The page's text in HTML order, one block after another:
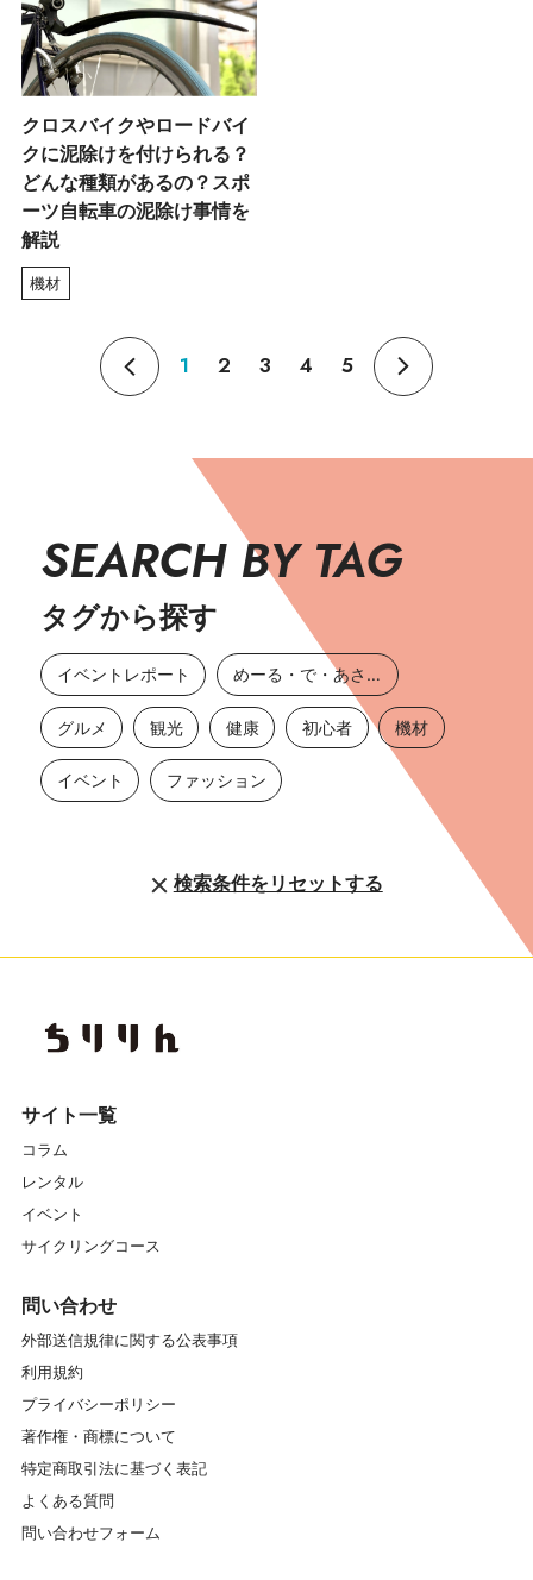
クロスバイクやロードバイ
クに泥除けを付けられる？
どんな種類があるの？スポ
ーツ自転車の泥除け事情を
解説
機材
1 2 3 4 5
SEARCH BY TAG
タグから探す
イベントレポート めーる・で・あさひ
グルメ 観光 健康 初心者 機材
イベント ファッション
検索条件をリセットする
サイト一覧
コラム
レンタル
イベント
サイクリングコース
問い合わせ
外部送信規律に関する公表事項
利用規約
プライバシーポリシー
著作権・商標について
特定商取引法に基づく表記
よくある質問
問い合わせフォーム